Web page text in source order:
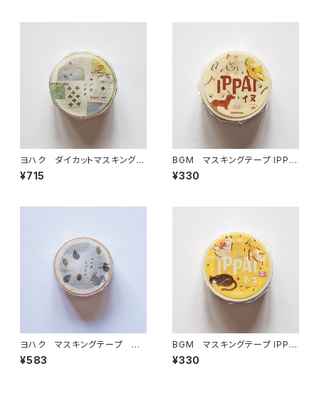
ヨハク ダイカットマスキングテ
ープ ソナタ YD-006
¥715
BGM マスキングテープ IPPA
I・犬がいっぱい
¥330
ヨハク マスキングテープ エ
ゾリス Y-190
¥583
BGM マスキングテープ IPPA
I・猫がいっぱい
¥330